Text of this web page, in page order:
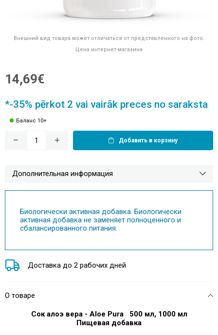
Внешний вид товара может отличаться от представленного на фото.
Цена интернет-магазина
14,69€
*-35% pērkot 2 vai vairāk preces no saraksta
Баланс 10+
Добавить в корзину
Дополнительная информация
Биологически активная добавка. Биологически
активная добавка не заменяет полноценного и
сбалансированного питания.
Доставка до 2 рабочих дней
О товаре
Сок алоэ вера - Aloe Pura 500 мл, 1000 мл
Пищевая добавка